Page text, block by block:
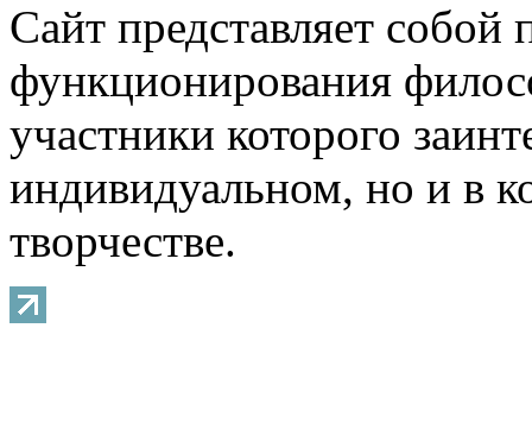
Сайт представляет собой
функционирования
участники которого
индивидуальном, но и в
творчестве.